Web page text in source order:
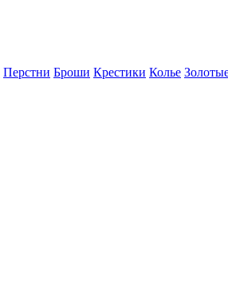
Перстни Броши Крестики Колье